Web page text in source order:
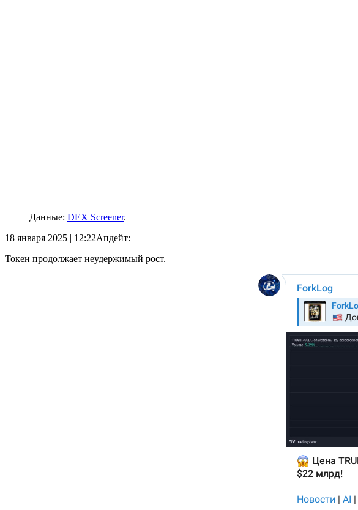
Данные: DEX Screener.
18 января 2025 | 12:22Апдейт:
Токен продолжает неудержимый рост.